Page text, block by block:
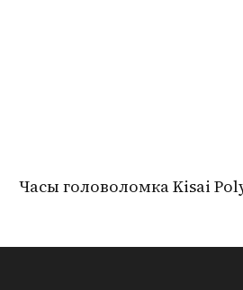
Часы головоломка Kisai